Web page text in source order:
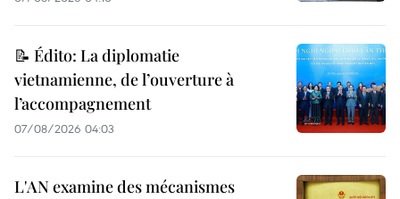
📝 Édito: La diplomatie
vietnamienne, de l’ouverture à
l’accompagnement
07/08/2026 04:03
L'AN examine des mécanismes